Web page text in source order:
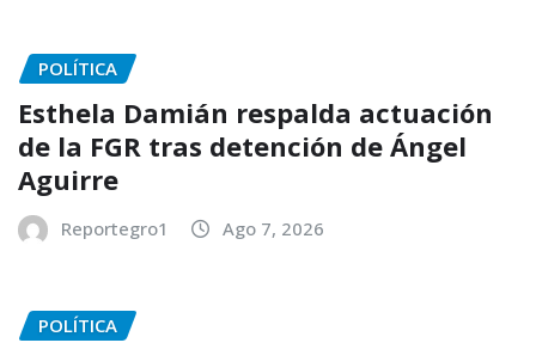
POLÍTICA
Esthela Damián respalda actuación
de la FGR tras detención de Ángel
Aguirre
Reportegro1 Ago 7, 2026
POLÍTICA